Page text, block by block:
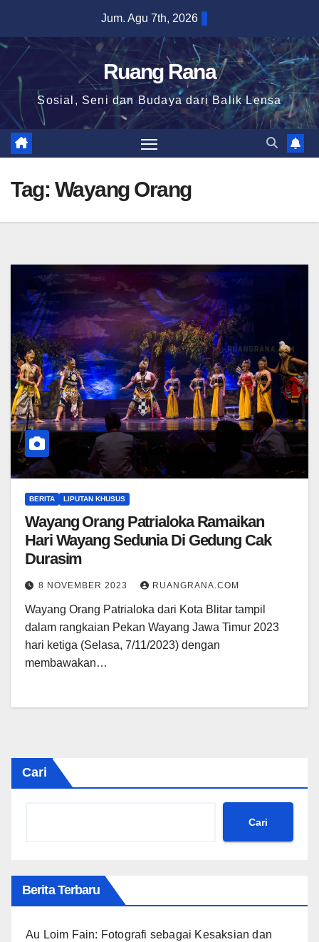
content
Jum. Agu 7th, 2026
Ruang Rana
Sosial, Seni dan Budaya dari Balik Lensa
Tag: Wayang Orang
BERITA LIPUTAN KHUSUS
Wayang Orang Patrialoka Ramaikan
Hari Wayang Sedunia Di Gedung Cak
Durasim
8 NOVEMBER 2023 RUANGRANA.COM
Wayang Orang Patrialoka dari Kota Blitar tampil
dalam rangkaian Pekan Wayang Jawa Timur 2023
hari ketiga (Selasa, 7/11/2023) dengan
membawakan…
Cari
Cari
Berita Terbaru
Au Loim Fain: Fotografi sebagai Kesaksian dan